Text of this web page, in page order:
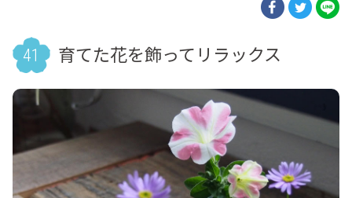
41 育てた花を飾ってリラックス